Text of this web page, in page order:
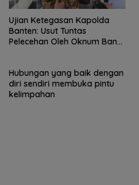
Ujian Ketegasan Kapolda
Banten: Usut Tuntas
Pelecehan Oleh Oknum Bank
Hubungan yang baik dengan
diri sendiri membuka pintu
kelimpahan